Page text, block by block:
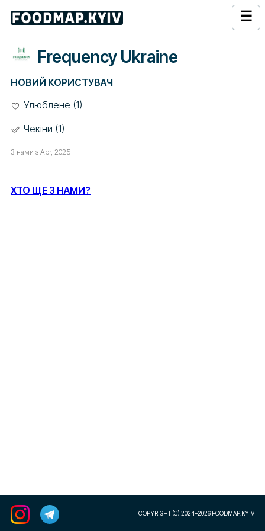
☰
Frequency Ukraine
НОВИЙ КОРИСТУВАЧ
Улюблене (1)
Чекіни (1)
З нами з Apr, 2025
ХТО ЩЕ З НАМИ?
COPYRIGHT (C) 2024–2026 FOODMAP.KYIV